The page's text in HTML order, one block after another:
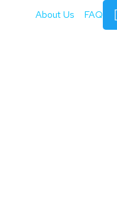
About Us FAQ